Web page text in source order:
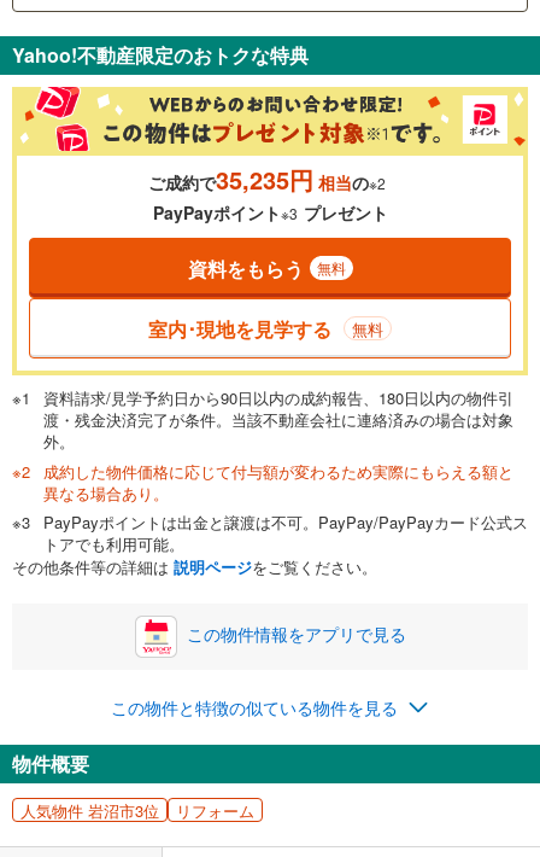
金利 ％
0.01%
一般的には最長35年まで借り入れ可能です。多くの金融機関
が完済時の年齢は80歳までを条件としています。
閉じる
頭金 万円
0万円 2,349万円
自己資金から住宅購入にかけられる金額を入力してくださ
い。一般的には物件価格の2割までが目安です。
閉じる
ボーナス
万円
0円
ナス時の増額分（1回分）を入力してください。
ボーナス払いの限度額は金融機関によって異なります。
閉じる
月々の返済額
Yahoo!不動産限定のおトクな特典
ご成約で35,235円 相当の※2
PayPayポイント※3 プレゼント
資料をもらう 無料
室内･現地を見学する 無料
資料請求/見学予約日から90日以内の成約報告、180日以内の物件引
渡・残金決済完了が条件。当該不動産会社に連絡済みの場合は対象
外。
成約した物件価格に応じて付与額が変わるため実際にもらえる額と
異なる場合あり。
PayPayポイントは出金と譲渡は不可。PayPay/PayPayカード公式ス
トアでも利用可能。
その他条件等の詳細は 説明ページをご覧ください。
この物件情報をアプリで見る
この物件と特徴の似ている物件を見る
物件概要
人気物件 岩沼市3位 リフォーム